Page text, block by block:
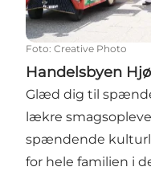
Foto: Creative Photo
Handelsbyen
Glæd dig til
lækre
spændende
for hele familien i